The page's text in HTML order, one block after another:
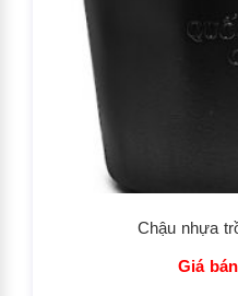
Chậu nhựa
Giá